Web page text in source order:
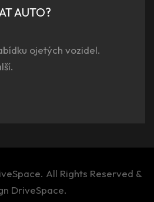
AUTO?
ojetých vozidel.
. All Rights Reserved &
DriveSpace.